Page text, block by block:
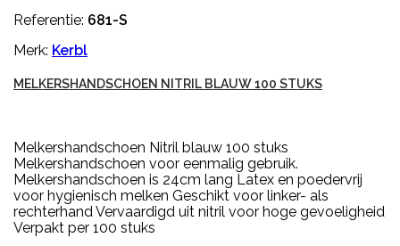
Referentie: 681-S
Merk: Kerbl
MELKERSHANDSCHOEN NITRIL BLAUW 100 STUKS
Melkershandschoen Nitril blauw 100 stuks
Melkershandschoen voor eenmalig gebruik.
Melkershandschoen is 24cm lang Latex en poedervrij
voor hygienisch melken Geschikt voor linker- als
rechterhand Vervaardigd uit nitril voor hoge gevoeligheid
Verpakt per 100 stuks